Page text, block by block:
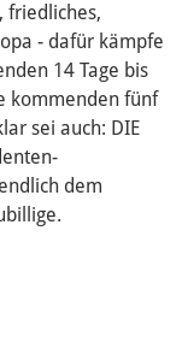
friedliches,
- dafür kämpfe
14 Tage bis
kommenden fünf
sei auch: DIE
dem